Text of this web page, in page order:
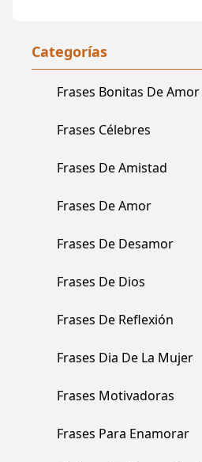
Categorías
Frases Bonitas De Amor
Frases Célebres
Frases De Amistad
Frases De Amor
Frases De Desamor
Frases De Dios
Frases De Reflexión
Frases Dia De La Mujer
Frases Motivadoras
Frases Para Enamorar